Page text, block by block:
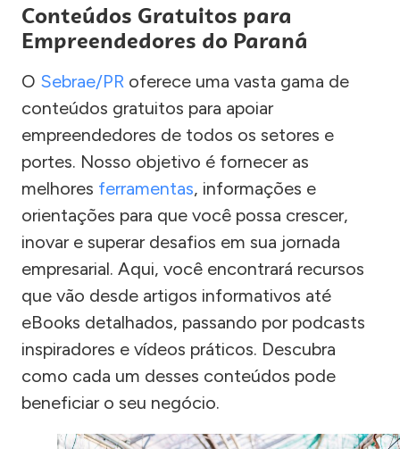
Conteúdos Gratuitos para
Empreendedores do Paraná
O Sebrae/PR oferece uma vasta gama de
conteúdos gratuitos para apoiar
empreendedores de todos os setores e
portes. Nosso objetivo é fornecer as
melhores ferramentas, informações e
orientações para que você possa crescer,
inovar e superar desafios em sua jornada
empresarial. Aqui, você encontrará recursos
que vão desde artigos informativos até
eBooks detalhados, passando por podcasts
inspiradores e vídeos práticos. Descubra
como cada um desses conteúdos pode
beneficiar o seu negócio.